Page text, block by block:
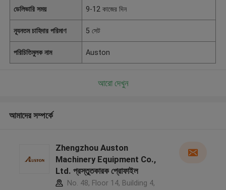
ডেলিভারি সময় 9-12 কাজের দিন
ন্যূনতম চাহিদার পরিমাণ 5 সেট
পরিচিতিমুলক নাম Auston
আরো দেখুন
আমাদের সম্পর্কে
Zhengzhou Auston
Machinery Equipment Co.,
Ltd. প্রস্তুতকারক প্রোফাইল
No. 48, Floor 14, Building 4,